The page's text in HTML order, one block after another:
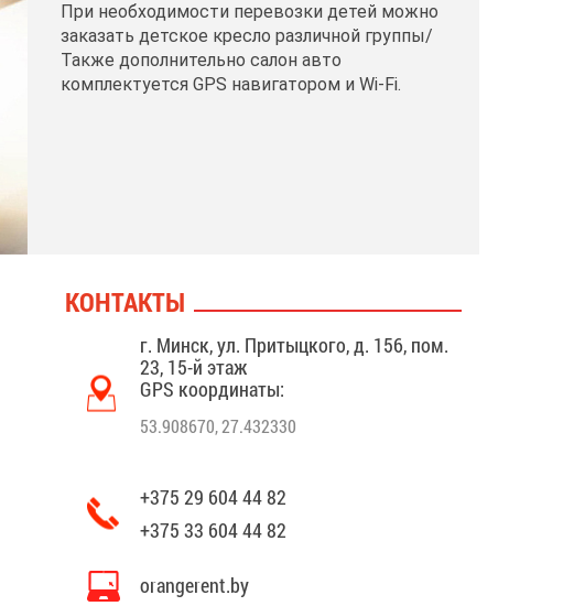
При необходимости перевозки детей можно
заказать детское кресло различной группы/
Также дополнительно салон авто
комплектуется GPS навигатором и Wi-Fi.
КОНТАКТЫ
г. Минск, ул. Притыцкого, д. 156, пом.
23, 15-й этаж
GPS координаты:
53.908670, 27.432330
+375 29 604 44 82
+375 33 604 44 82
orangerent.by